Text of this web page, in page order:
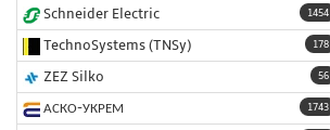
1454
Schneider Electric
178
TechnoSystems (TNSy)
56
ZEZ Silko
1743
АСКО-УКРЕМ